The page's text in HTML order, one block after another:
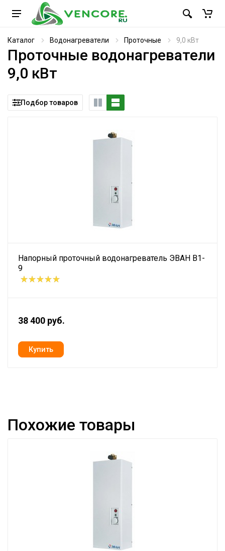
Каталог Водонагреватели Проточные 9,0 кВт
Проточные водонагреватели
9,0 кВт
Подбор товаров
Напорный проточный водонагреватель ЭВАН В1-
9
38 400 руб.
Похожие товары